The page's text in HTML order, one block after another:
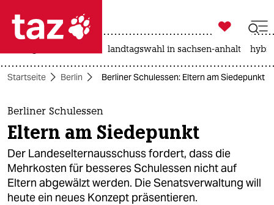
 taz zahl ich
taz zahl ich
themen
politik
öko
gesellschaft

taz zahl ich
landtagswahl in sachsen-anhalt
Startseite Berlin Berliner Schulessen: Eltern am Siedepunkt
Berliner Schulessen
Eltern am Siedepunkt
Der Landeselternausschuss fordert, dass die
Mehrkosten für besseres Schulessen nicht auf
Eltern abgewälzt werden. Die Senatsverwaltung will
heute ein neues Konzept präsentieren.